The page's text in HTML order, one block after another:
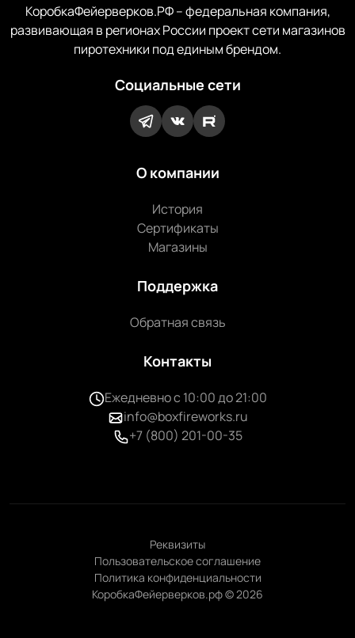
КоробкаФейерверков.РФ – федеральная компания,
развивающая в регионах России проект сети магазинов
пиротехники под единым брендом.
Социальные сети
О компании
История
Сертификаты
Магазины
Поддержка
Обратная связь
Контакты
Ежедневно с 10:00 до 21:00
info@boxfireworks.ru
+7 (800) 201-00-35
КоробкаФейерверков.рф © 2026
Реквизиты
Пользовательское соглашение
Политика конфиденциальности